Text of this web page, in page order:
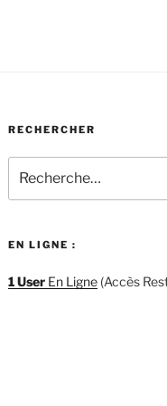
RECHERCHER
pour
:
EN LIGNE :
1 UserEn Ligne(Accès